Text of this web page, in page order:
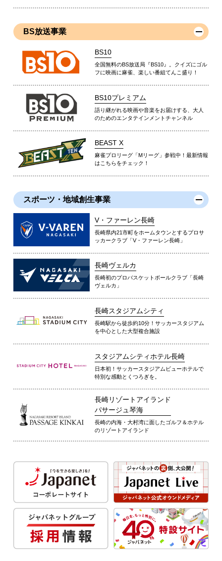
BS放送事業
BS10
全国無料のBS放送局『BS10』。クイズにゴル
フに映画に麻雀、楽しい番組てんこ盛り！
BS10プレミアム
語り継がれる映画や音楽をお届けする、大人
のためのエンタテインメントチャンネル
BEAST X
麻雀プロリーグ「Mリーグ」参戦中！最新情報
はこちらをチェック！
スポーツ・地域創生事業
V・ファーレン長崎
長崎県内21市町をホームタウンとするプロサ
ッカークラブ「V・ファーレン長崎」
長崎ヴェルカ
長崎初のプロバスケットボールクラブ「長崎
ヴェルカ」
長崎スタジアムシティ
長崎駅から徒歩約10分！サッカースタジアム
を中心とした大型複合施設
スタジアムシティホテル長崎
日本初！サッカースタジアムビューホテルで
特別な感動とくつろぎを。
長崎リゾートアイランド
パサージュ琴海
長崎の内海・大村湾に面したゴルフ＆ホテル
のリゾートアイランド